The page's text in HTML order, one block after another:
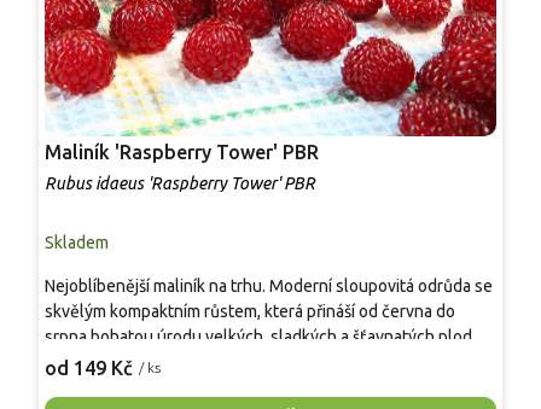
Maliník 'Raspberry Tower' PBR
Rubus idaeus 'Raspberry Tower' PBR
Skladem
od 149 Kč / ks
Nejoblíbenější maliník na trhu. Moderní sloupovitá odrůda se
skvělým kompaktním růstem, která přináší od června do
srpna bohatou úrodu velkých, sladkých a šťavnatých plodů.
Pevné vzpřímené výhony tvoří elegantní habitus bez